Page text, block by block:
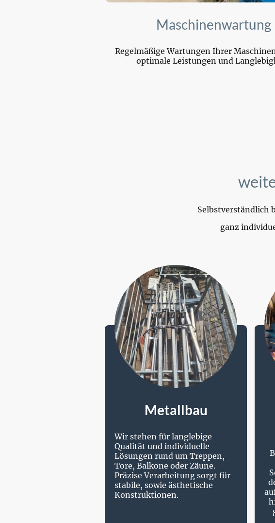
Maschinenwartung
Regelmäßige Wartungen Ihrer
optimale Leistungen und
Selbstverständlich
ganz
Metallbau
Wir stehen für langlebige
Qualität und individuelle
Lösungen rund um Treppen,
Tore, Balkone oder Zäune.
Präzise Verarbeitung sorgt für
stabile, sowie ästhetische
Konstruktionen.